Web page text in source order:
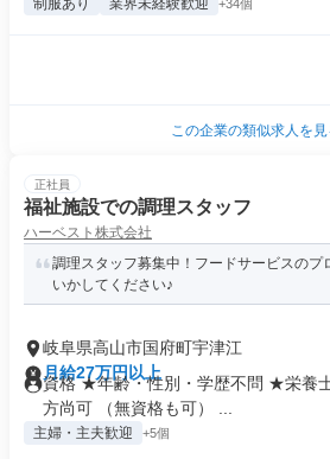
制服あり 業界未経験歓迎 +34個
この企業の類似求人を見
正社員
福祉施設での調理スタッフ
ハーベスト株式会社
調理スタッフ募集中！フードサービスのプ
いかしてください♪
岐阜県高山市国府町宇津江
月給27万円以上
資格 ★年齢・性別・学歴不問 ★栄養
方尚可 （無資格も可） ...
主婦・主夫歓迎 +5個